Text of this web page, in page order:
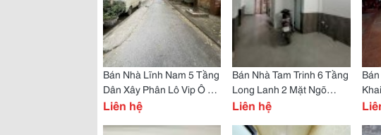
Bán Nhà Lĩnh Nam 5 Tầng
Dân Xây Phân Lô Vip Ô Tô
Chạy Vòng Quanh Hoàng
Liên hệ
Bán Nhà Tam Trinh 6 Tầng
Long Lanh 2 Mặt Ngõ
Cách Phố 90M Hoàng Mai
Liên hệ